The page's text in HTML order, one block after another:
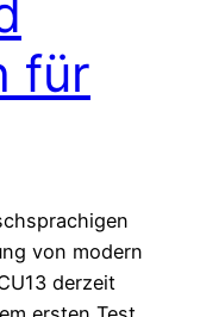
für
von modern
derzeit